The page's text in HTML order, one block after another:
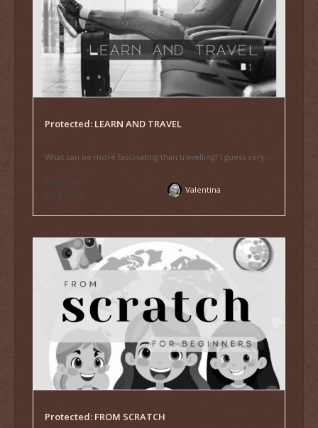
Protected: LEARN AND TRAVEL
What can be more fascinating than travelling? I guess very...
₽3,499.00
₽2,499.00
Valentina
Protected: FROM SCRATCH